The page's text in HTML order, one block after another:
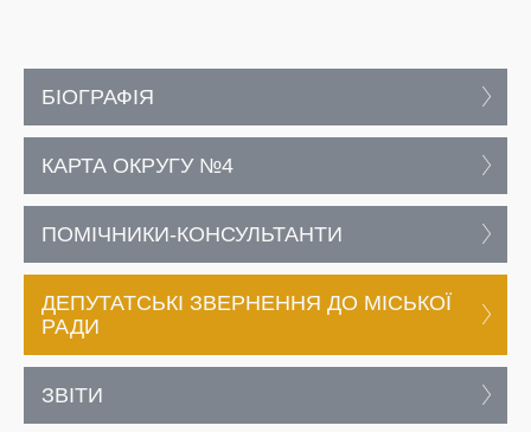
БІОГРАФІЯ
КАРТА ОКРУГУ №4
ПОМІЧНИКИ-КОНСУЛЬТАНТИ
ДЕПУТАТСЬКІ ЗВЕРНЕННЯ ДО МІСЬКОЇ
РАДИ
ЗВІТИ